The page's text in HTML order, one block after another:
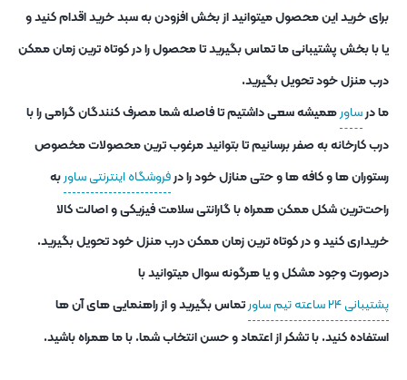
برای خرید این محصول میتوانید از بخش افزودن به سبد خرید اقدام کنید و
یا با بخش پشتیبانی ما تماس بگیرید تا محصول را در کوتاه ترین زمان ممکن
درب منزل خود تحویل بگیرید.
ما درساورهمیشه سعی داشتیم تا فاصله شما مصرف کنندگان گرامی را با
درب کارخانه به صفر برسانیم تا بتوانید مرغوب ترین محصولات مخصوص
رستوران ها و کافه ها و حتی منازل خود را درفروشگاه اینترنتی ساوربه
راحت‌ترین شکل ممکن همراه با گارانتی سلامت فیزیکی و اصالت کالا
خریداری کنید و در کوتاه ترین زمان ممکن درب منزل خود تحویل بگیرید.
درصورت وجود مشکل و یا هرگونه سوال میتوانید با
پشتیبانی ۲۴ ساعته تیم ساور
تماس بگیرید و از راهنمایی های آن ها
استفاده کنید. با تشکر از اعتماد و حسن انتخاب شما. با ما همراه باشید.